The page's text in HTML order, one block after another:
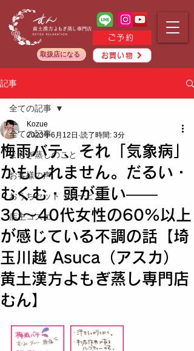
ご予約
お買い物
取扱店になる
記事
全ての記事
よもぎ蒸しのこと
お客様の声
おうちセット・サービス
店主コズエ
全ての記事
梅雨バテ、それ「気象病」
かもしれません。だるい・
むくむ・頭が重い——
30〜40代女性の60%以上
が感じている不調の話【埼
玉川越 Asuca（アスカ）
黄土漢方よもぎ蒸し専門店
むん】
Kozue
2023年6月12日 読了時間: 3分